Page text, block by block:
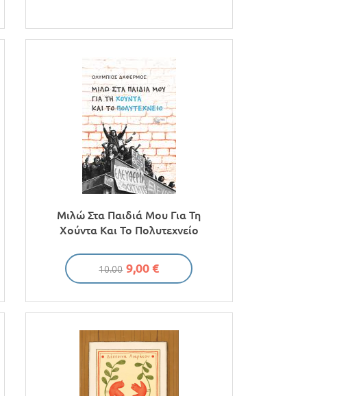
Μιλώ Στα Παιδιά Μου Για Τη
Χούντα Και Το Πολυτεχνείο
10.00 9,00 €